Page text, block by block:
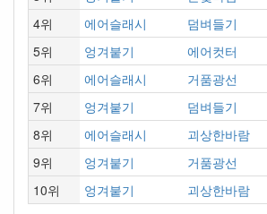
4위
에어슬래시 덤벼들기
5위
엉겨붙기 에어컷터
6위
에어슬래시 거품광선
7위
엉겨붙기 덤벼들기
8위
에어슬래시 괴상한바람
9위
엉겨붙기 거품광선
10위
엉겨붙기 괴상한바람